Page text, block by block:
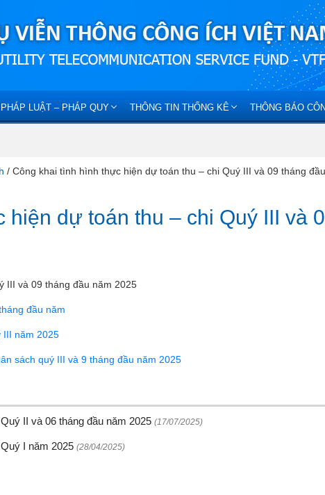
PHÁP LUẬT – PHÁP QUY THÔNG TIN THỐNG KÊ THÔNG BÁO
/ Công khai tình hình thực hiện dự toán thu – chi Quý III và 09 tháng đầu
dự toán thu – chi Quý III và
III và 09 tháng đầu năm 2025
đầu năm
III năm 2025
sách quý III và 9 tháng đầu năm 2025
II và 06 tháng đầu năm 2025 (17/07/2025)
I năm 2025 (28/04/2025)